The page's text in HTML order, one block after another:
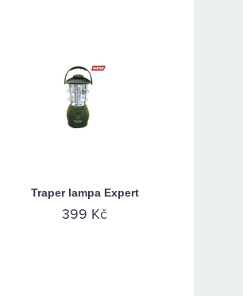
Traper lampa Expert
399 Kč